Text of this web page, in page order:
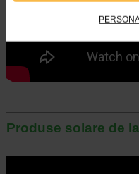
Produse solare de